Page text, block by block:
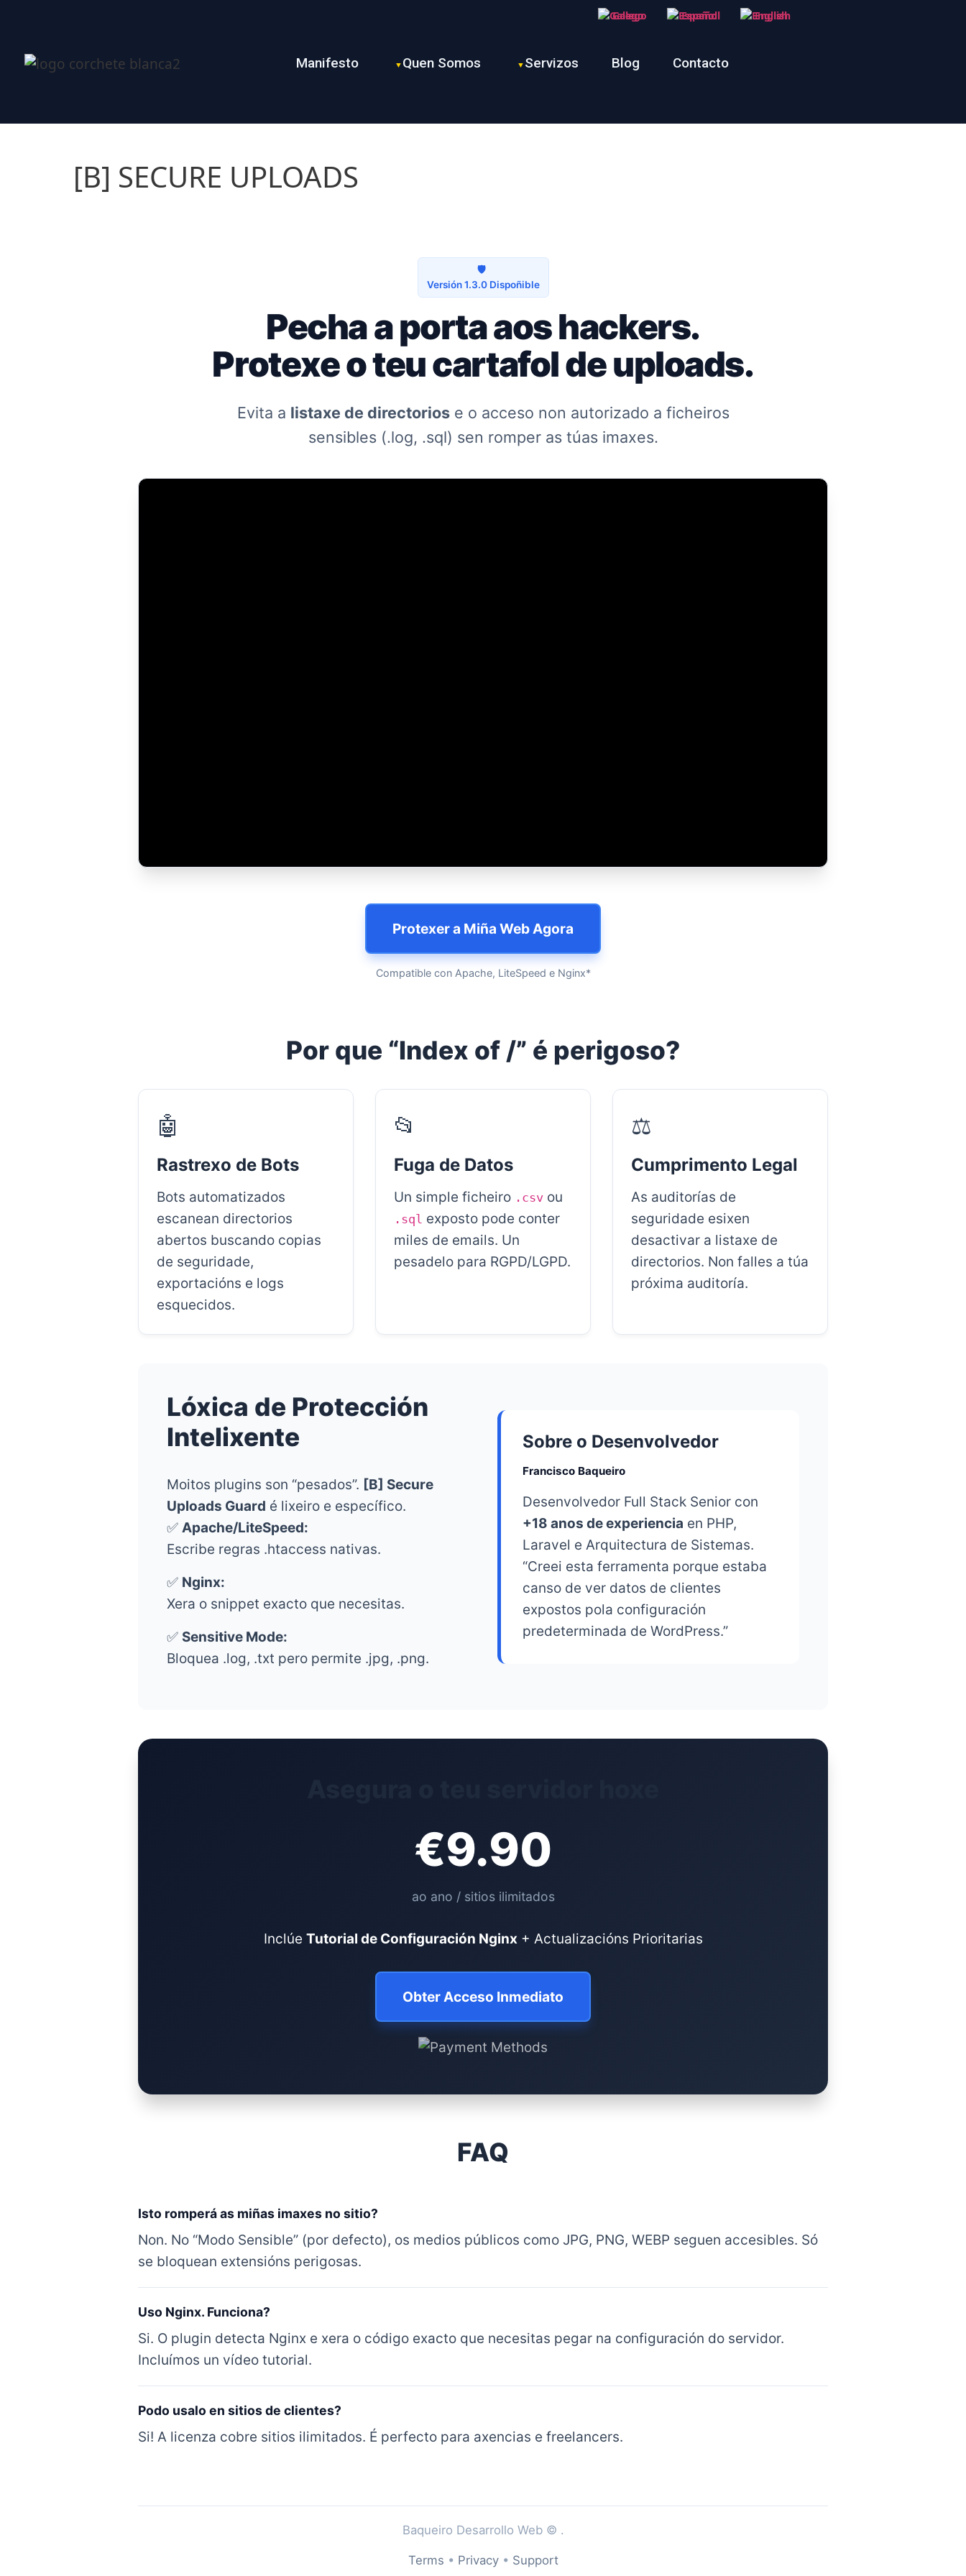
Galego Español English
Manifesto Quen Somos Servizos Blog Contacto
[B] SECURE UPLOADS
🛡️
Versión 1.3.0 Dispoñible
Pecha a porta aos hackers.
Protexe o teu cartafol de uploads.
Evita a listaxe de directoriose o acceso non autorizado a ficheiros
sensibles (.log, .sql) sen romper as túas imaxes.
Protexer a Miña Web Agora
Compatible con Apache, LiteSpeed e Nginx*
Por que “Index of /” é perigoso?
🤖
Rastrexo de Bots
Bots automatizados
escanean directorios
abertos buscando copias
de seguridade,
exportacións e logs
esquecidos.
📂
Fuga de Datos
Un simple ficheiro .csv ou
.sql exposto pode conter
miles de emails. Un
pesadelo para RGPD/LGPD.
⚖️
Cumprimento Legal
As auditorías de
seguridade esixen
desactivar a listaxe de
directorios. Non falles a túa
próxima auditoría.
Lóxica de Protección
Intelixente
Moitos plugins son “pesados”. [B] Secure
Uploads Guard é lixeiro e específico.
✅ Apache/LiteSpeed:
Escribe regras .htaccess nativas.
✅ Nginx:
Xera o snippet exacto que necesitas.
✅ Sensitive Mode:
Bloquea .log, .txt pero permite .jpg, .png.
Sobre o Desenvolvedor
Francisco Baqueiro
Desenvolvedor Full Stack Senior con
+18 anos de experiencia en PHP,
Laravel e Arquitectura de Sistemas.
“Creei esta ferramenta porque estaba
canso de ver datos de clientes
expostos pola configuración
predeterminada de WordPress.”
€9.90
ao ano / sitios ilimitados
Inclúe Tutorial de Configuración Nginx+ Actualizacións Prioritarias
Obter Acceso Inmediato
FAQ
Isto romperá as miñas imaxes no sitio?
Non. No “Modo Sensible” (por defecto), os medios públicos como JPG, PNG, WEBP seguen accesibles. Só
se bloquean extensións perigosas.
Uso Nginx. Funciona?
Si. O plugin detecta Nginx e xera o código exacto que necesitas pegar na configuración do servidor.
Incluímos un vídeo tutorial.
Podo usalo en sitios de clientes?
Si! A licenza cobre sitios ilimitados. É perfecto para axencias e freelancers.
Baqueiro Desarrollo Web © .
Terms • Privacy• Support